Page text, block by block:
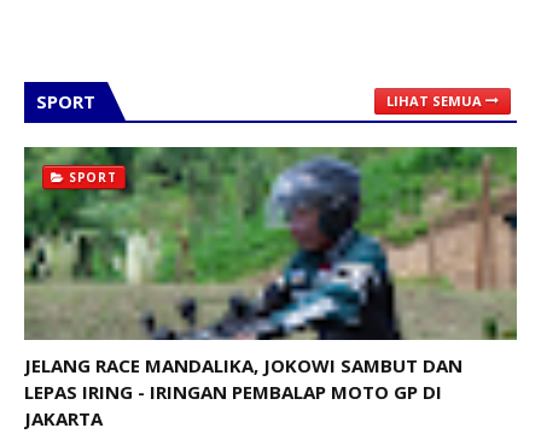
SPORT LIHAT SEMUA
SPORT
JELANG RACE MANDALIKA, JOKOWI SAMBUT DAN
LEPAS IRING - IRINGAN PEMBALAP MOTO GP DI
JAKARTA